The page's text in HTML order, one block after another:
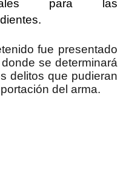
para las
fue presentado
se determinará
delitos que pudieran
del arma.